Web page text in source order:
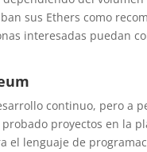
sus Ethers como
interesadas puedan
continuo, pero a
proyectos en la
el lenguaje de